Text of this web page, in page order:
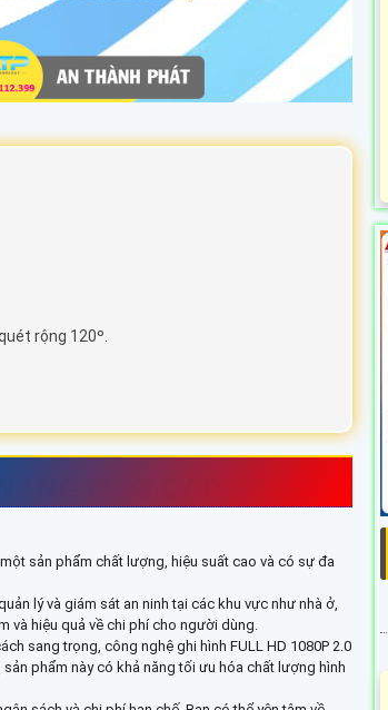
rộng 120º.
sản phẩm chất lượng, hiệu suất cao và có sự đa
lý và giám sát an ninh tại các khu vực như nhà ở,
và hiệu quả về chi phí cho người dùng.
sang trọng, công nghệ ghi hình FULL HD 1080P 2.0
phẩm này có khả năng tối ưu hóa chất lượng hình